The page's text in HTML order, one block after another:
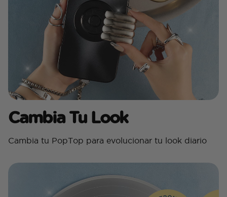
Cambia Tu Look
Cambia tu PopTop para evolucionar tu look diario